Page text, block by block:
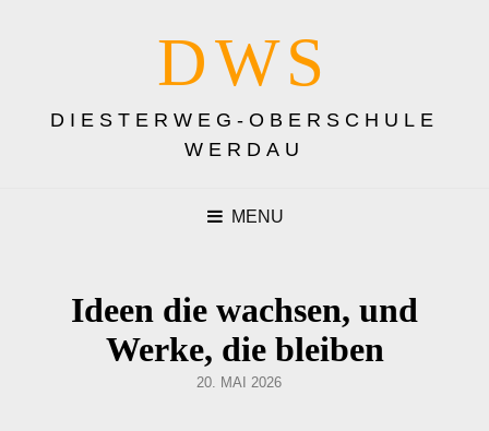
DWS
DIESTERWEG-OBERSCHULE
WERDAU
MENU
Ideen die wachsen, und
Werke, die bleiben
POSTED
20. MAI 2026